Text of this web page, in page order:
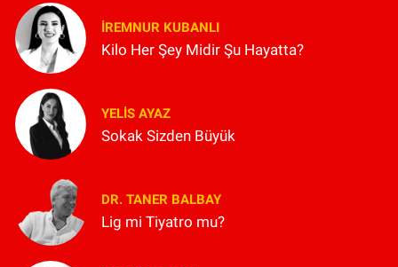
İREMNUR KUBANLI
Kilo Her Şey Midir Şu Hayatta?
YELIS AYAZ
Sokak Sizden Büyük
DR. TANER BALBAY
Lig mi Tiyatro mu?